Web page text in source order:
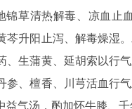
锦草清热解毒、凉血
芩升阳止泻、解毒燥湿
、生蒲黄、延胡索以行
参、檀香、川芎活血行
气汤，酌加怀牛膝、千